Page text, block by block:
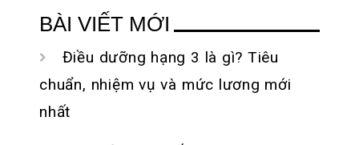
cho:
BÀI VIẾT MỚI
Điều dưỡng hạng 3 là gì? Tiêu
chuẩn, nhiệm vụ và mức lương mới
nhất